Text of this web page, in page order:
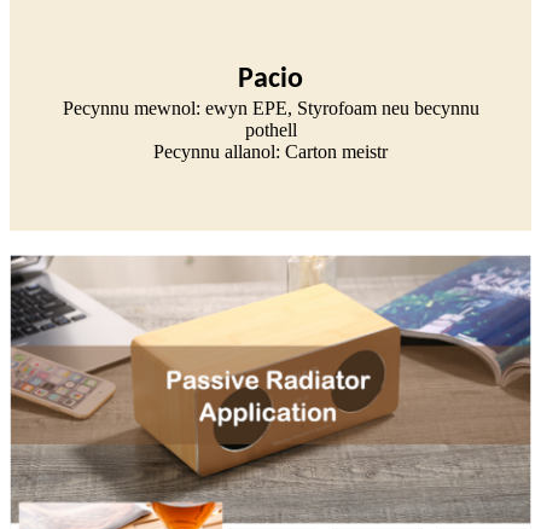
Pacio
Pecynnu mewnol: ewyn EPE, Styrofoam neu becynnu
pothell
Pecynnu allanol: Carton meistr